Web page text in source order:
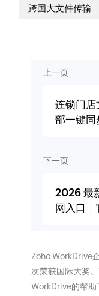
跨国大文件传输
上一页
连锁门店
部一键同
下一页
2026 最
网入口
Zoho WorkDrive
次荣获国际大奖
WorkDrive的帮助